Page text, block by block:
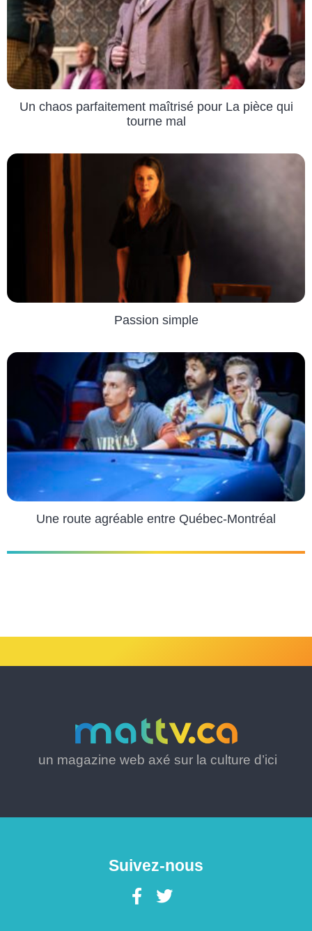
Un chaos parfaitement maîtrisé pour La pièce qui
tourne mal
Passion simple
Une route agréable entre Québec-Montréal
un magazine web axé sur la culture d’ici
Suivez-nous